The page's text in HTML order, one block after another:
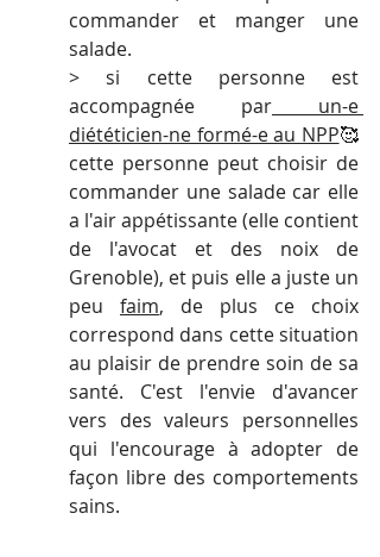
commander et manger une
salade.
> si cette personne est
accompagnée par un-e
diététicien-ne formé-e au NPP🥰
cette personne peut choisir de
commander une salade car elle
a l'air appétissante (elle contient
de l'avocat et des noix de
Grenoble), et puis elle a juste un
peu faim, de plus ce choix
correspond dans cette situation
au plaisir de prendre soin de sa
santé. C'est l'envie d'avancer
vers des valeurs personnelles
qui l'encourage à adopter de
façon libre des comportements
sains.